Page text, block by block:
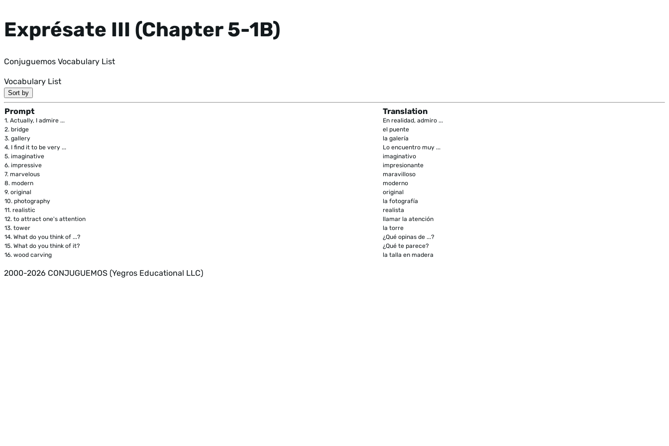
Exprésate III (Chapter 5-1B)
Conjuguemos Vocabulary List
Vocabulary List
Sort by
Prompt Translation
1. Actually, I admire ...
En realidad, admiro ...
2. bridge
el puente
3. gallery
la galería
4. I find it to be very ...
Lo encuentro muy ...
5. imaginative
imaginativo
6. impressive
impresionante
7. marvelous
maravilloso
8. modern
moderno
9. original
original
10. photography
la fotografía
11. realistic
realista
12. to attract one's attention
llamar la atención
13. tower
la torre
14. What do you think of ...?
¿Qué opinas de ...?
15. What do you think of it?
¿Qué te parece?
16. wood carving la talla en madera
2000-2026 CONJUGUEMOS (Yegros Educational LLC)